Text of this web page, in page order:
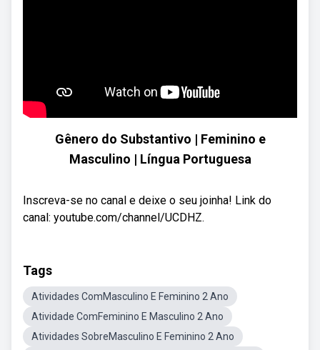
Gênero do Substantivo | Feminino e
Masculino | Língua Portuguesa
Inscreva-se no canal e deixe o seu joinha! Link do
canal: youtube.com/channel/UCDHZ.
Tags
Atividades ComMasculino E Feminino 2 Ano
Atividade ComFeminino E Masculino 2 Ano
Atividades SobreMasculino E Feminino 2 Ano